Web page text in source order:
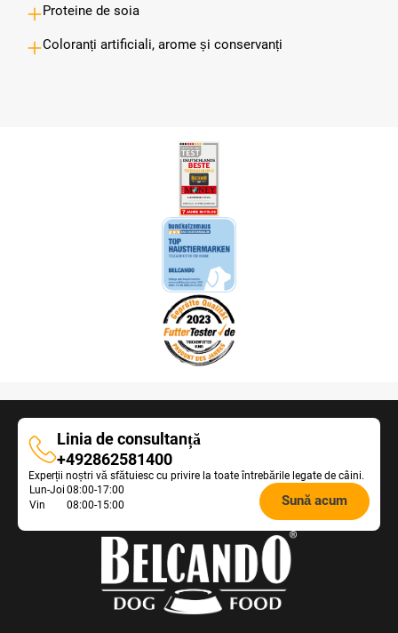
Proteine de soia
Coloranți artificiali, arome și conservanți
Linia de consultanță
Linia
de
consultanță
+492862581400
Experții noștri vă sfătuiesc cu privire la toate întrebările legate de câini.
Opening
Lun-Joi 08:00-17:00
Vin
08:00-15:00 Sună acum